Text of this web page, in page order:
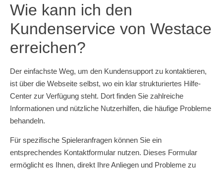
Wie kann ich den
Kundenservice von Westace
erreichen?
Der einfachste Weg, um den Kundensupport zu kontaktieren,
ist über die Webseite selbst, wo ein klar strukturiertes Hilfe-
Center zur Verfügung steht. Dort finden Sie zahlreiche
Informationen und nützliche Nutzerhilfen, die häufige Probleme
behandeln.
Für spezifische Spieleranfragen können Sie ein
entsprechendes Kontaktformular nutzen. Dieses Formular
ermöglicht es Ihnen, direkt Ihre Anliegen und Probleme zu